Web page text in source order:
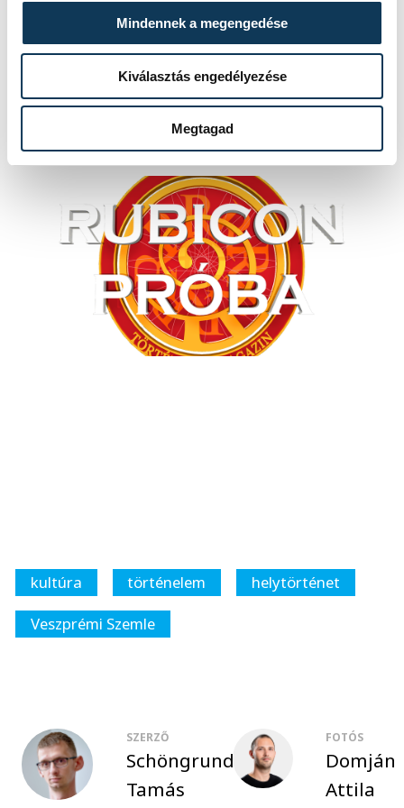
Mindennek a megengedése
Kiválasztás engedélyezése
Megtagad
kultúra történelem
helytörténet
Veszprémi Szemle
SZERZŐ
Schöngrundtner
Tamás
FOTÓS
Domján
Attila